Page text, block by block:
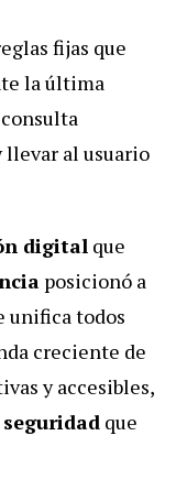
fijas que
la última
llevar al usuario
digital que
posicionó a
unifica todos
creciente de
y accesibles,
seguridad que